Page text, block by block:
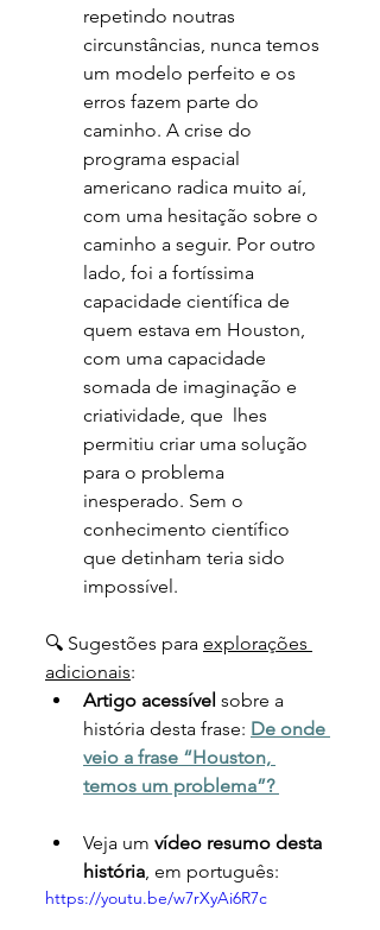
repetindo noutras
circunstâncias, nunca temos
um modelo perfeito e os
erros fazem parte do
caminho. A crise do
programa espacial
americano radica muito aí,
com uma hesitação sobre o
caminho a seguir. Por outro
lado, foi a fortíssima
capacidade científica de
quem estava em Houston,
com uma capacidade
somada de imaginação e
criatividade, que  lhes
permitiu criar uma solução
para o problema
inesperado. Sem o
conhecimento científico
que detinham teria sido
impossível.
🔍 Sugestões para explorações
adicionais:
Artigo acessível sobre a
história desta frase: De onde
veio a frase “Houston,
temos um problema”?
Veja um vídeo resumo desta
história, em português:
https://youtu.be/w7rXyAi6R7c